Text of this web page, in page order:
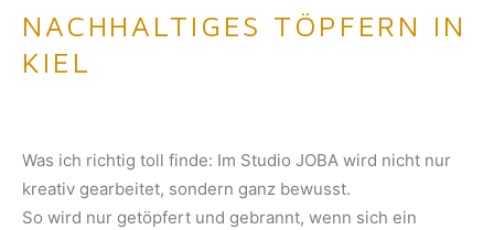
NACHHALTIGES TÖPFERN IN
KIEL
Was ich richtig toll finde: Im Studio JOBA wird nicht nur
kreativ gearbeitet, sondern ganz bewusst.
So wird nur getöpfert und gebrannt, wenn sich ein